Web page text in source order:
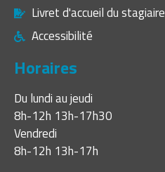
Livret d'accueil du stagiaire
Accessibilité
Horaires
Du lundi au jeudi
8h-12h 13h-17h30
Vendredi
8h-12h 13h-17h